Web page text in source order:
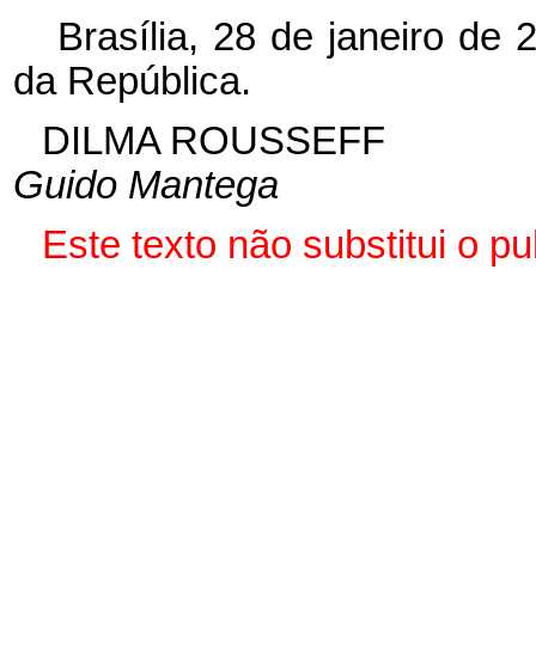
Brasília, 28 de janeiro de
da República.
DILMA ROUSSEFF
Guido Mantega
Este texto não substitui o